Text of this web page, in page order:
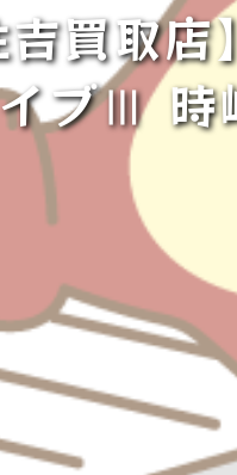
吉買取
ブⅢ